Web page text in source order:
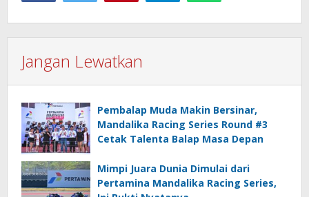
Jangan Lewatkan
Pembalap Muda Makin Bersinar,
Mandalika Racing Series Round #3
Cetak Talenta Balap Masa Depan
Mimpi Juara Dunia Dimulai dari
Pertamina Mandalika Racing Series,